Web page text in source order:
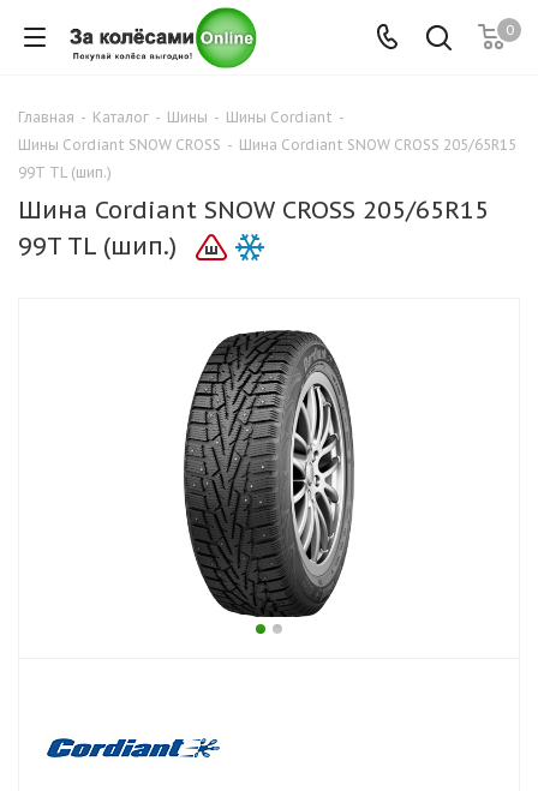
0
Главная - Каталог - Шины - Шины Cordiant -
Шины Cordiant SNOW CROSS - Шина Cordiant SNOW CROSS 205/65R15
99T TL (шип.)
Шина Cordiant SNOW CROSS 205/65R15
99T TL (шип.)